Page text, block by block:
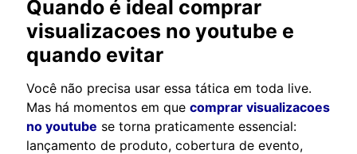
Quando é ideal comprar
visualizacoes no youtube e
quando evitar
Você não precisa usar essa tática em toda live.
Mas há momentos em que comprar visualizacoes
no youtube se torna praticamente essencial:
lançamento de produto, cobertura de evento,